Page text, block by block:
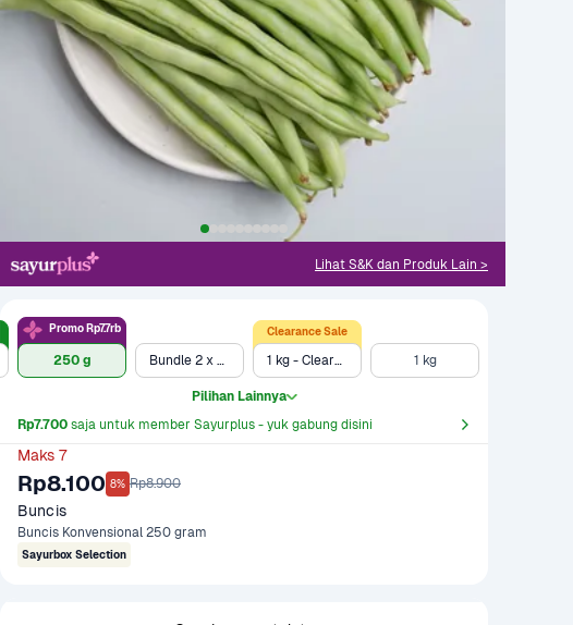
Lihat S&K dan Produk Lain >
250 g
Promo Rp7.7rb
Bundle 2 x 250 gr 1 kg - Clearance Sale
Clearance Sale
1 kg
Pilihan Lainnya
Rp7.700 saja untuk member Sayurplus - yuk gabung disini
Maks 7
Rp8.100 8% Rp8.900
Buncis
Buncis Konvensional 250 gram
Sayurbox Selection